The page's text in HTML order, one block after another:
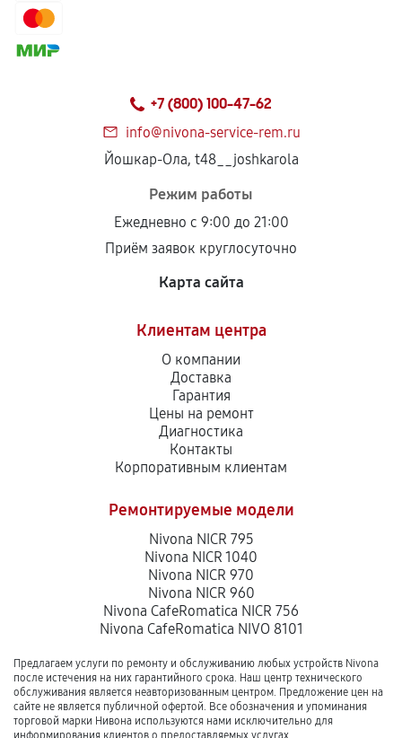
+7 (800) 100-47-62
info@nivona-service-rem.ru
Йошкар-Ола, t48__joshkarola
Режим работы
Ежедневно с 9:00 до 21:00
Приём заявок круглосуточно
Карта сайта
Клиентам центра
О компании
Доставка
Гарантия
Цены на ремонт
Диагностика
Контакты
Корпоративным клиентам
Ремонтируемые модели
Nivona NICR 795
Nivona NICR 1040
Nivona NICR 970
Nivona NICR 960
Nivona CafeRomatica NICR 756
Nivona CafeRomatica NIVO 8101
Предлагаем услуги по ремонту и обслуживанию любых устройств Nivona
после истечения на них гарантийного срока. Наш центр технического
обслуживания является неавторизованным центром. Предложение цен на
сайте не является публичной офертой. Все обозначения и упоминания
торговой марки Нивона используются нами исключительно для
информирования клиентов о предоставляемых услугах.